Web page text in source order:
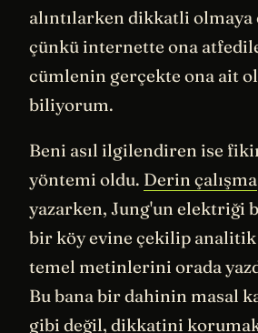
alıntılarken dikkatli olmaya
çünkü internette ona
cümlenin gerçekte ona ait
biliyorum.
Beni asıl ilgilendiren ise
yöntemi oldu. Derin çalışma
yazarken, Jung'un elektriği
bir köy evine çekilip
temel metinlerini orada
Bu bana bir dahinin masal
gibi değil, dikkatini